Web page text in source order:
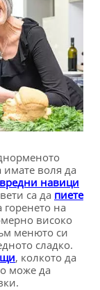
имате воля да
вредни навици
са да пиете
горенето на
високо
менюто си
сладко.
, колкото да
може да